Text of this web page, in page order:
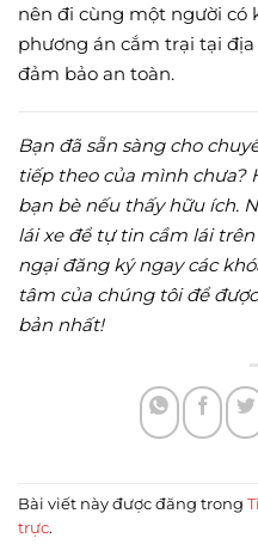
nên đi cùng một người có
phương án cắm trại tại
đảm bảo an toàn.
Bạn đã sẵn sàng cho
tiếp theo của mình chưa?
bạn bè nếu thấy hữu ích.
lái xe để tự tin cầm lái
ngại đăng ký ngay các
tâm của chúng tôi để
bản nhất!
Bài viết này được đăng trong
trực.